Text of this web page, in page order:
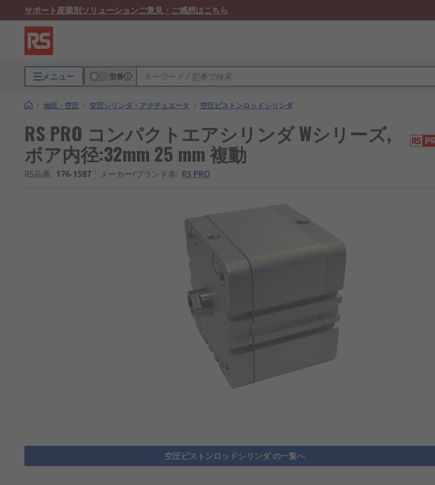
サポート産業別ソリューションご意見・ご感想はこちら
メニュー 型番
/ 油圧・空圧 / 空圧シリンダ・アクチュエータ / 空圧ピストンロッドシリンダ
RS PRO コンパクトエアシリンダ Wシリーズ,
ボア内径:32mm 25 mm 複動
RS品番: 176-1587 メーカー/ブランド名: RS PRO
空圧ピストンロッドシリンダ の一覧へ